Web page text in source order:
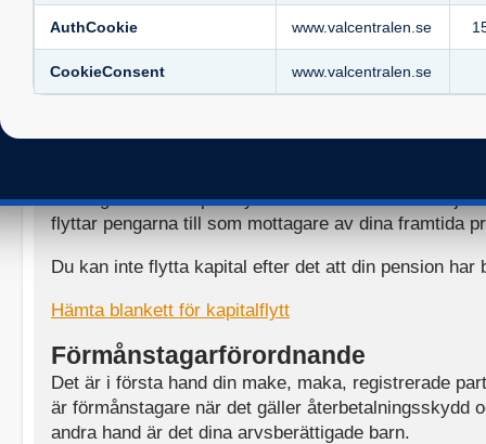
AuthCookie www.valcentralen.se
CookieConsent www.valcentralen.se
som flyttas som blir garanterat i den nya
Innan du bestämmer dig för att flytta ditt
livförsäkring bör du först kontrollera hur stort
din begäran om kapitalflytt i att du automatiskt väljer
flyttar pengarna till som mottagare av dina framtida
Du kan inte flytta kapital efter det att din pension har
Hämta blankett för kapitalflytt
Förmånstagarförordnande
Det är i första hand din make, maka, registrerade
är förmånstagare när det gäller återbetalningsskydd
andra hand är det dina arvsberättigade barn.